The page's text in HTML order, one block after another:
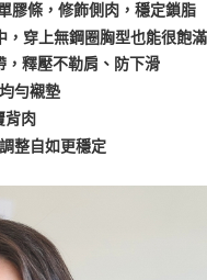
膠條，修飾側肉，穩定鎖脂
，穿上無鋼圈胸型也能很飽滿
釋壓不勒肩、防下滑
勻襯墊
背肉
整自如更穩定